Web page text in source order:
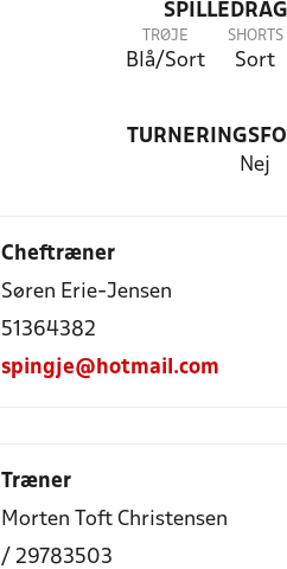
TRØJE
Blå/Sort
SHORTS
Sort
Nej
Cheftræner
Søren Erie-Jensen
51364382
spingje@hotmail.com
Træner
Morten Toft Christensen
/ 29783503